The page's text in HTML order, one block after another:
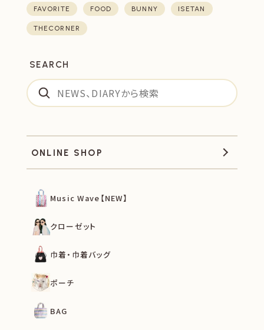
FAVORITE FOOD BUNNY ISETAN
THECORNER
SEARCH
ONLINE SHOP
Music Wave【NEW】
クローゼット
巾着・巾着バッグ
ポーチ
BAG